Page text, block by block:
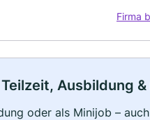
Firma
Ausbildung
oder als Minijob –